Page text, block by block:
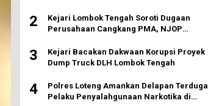
2
Kejari Lombok Tengah Soroti Dugaan
Perusahaan Cangkang PMA, NJOP
Wisata
3
Kejari Bacakan Dakwaan Korupsi Proyek
Dump Truck DLH Lombok Tengah
4
Polres Loteng Amankan Delapan Terduga
Pelaku Penyalahgunaan Narkotika di